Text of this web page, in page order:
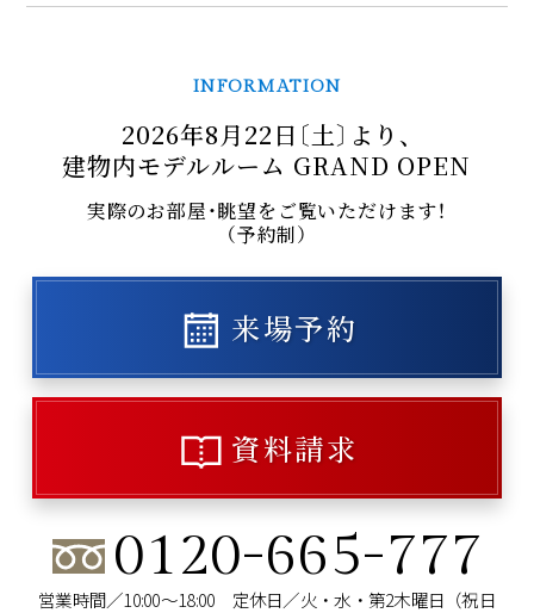
INFORMATION
2026年8月22日〔土〕より、
建物内モデルルーム GRAND OPEN
実際のお部屋・眺望をご覧いただけます！
（予約制）
来場予約
資料請求
0120-665-777
営業時間／10:00～18:00 定休日／火・水・第2木曜日（祝日